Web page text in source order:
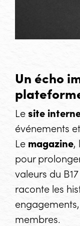
Un écho
Lesite
événements
Le magazine,
pour
valeurs du
raconte les
membres.